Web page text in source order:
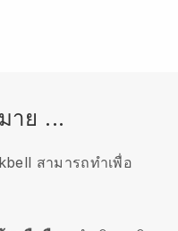
าย ...
สามารถทำเพื่อ